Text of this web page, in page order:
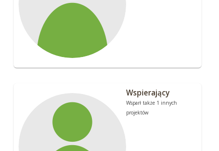
Wspierający
Wsparł także 1 innych
projektów